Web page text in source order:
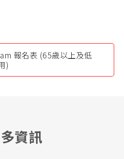
報名表 (65歲以上及低
)
資訊